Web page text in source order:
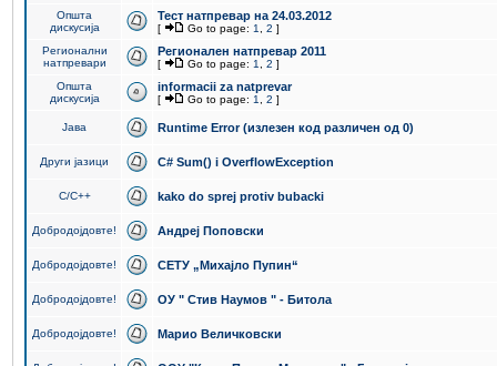
Општа
дискусија
Тест натпревар на 24.03.2012
[ Go to page: 1 2 ]
Регионални
натпревари
Регионален натпревар 2011
[ Go to page: 1 2 ]
Општа
дискусија
informacii za natprevar
[ Go to page: 1 2 ]
Јава Runtime Error (излезен код различен од 0)
Други јазици C# Sum() i OverflowException
C/C++ kako do sprej protiv bubacki
Добродојдовте! Андреј Поповски
Добродојдовте! СЕТУ „Михајло Пупин“
Добродојдовте! ОУ " Стив Наумов " - Битола
Добродојдовте! Марио Величковски